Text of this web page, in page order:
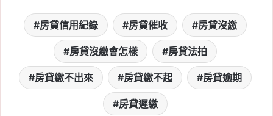
房貸信用紀錄 房貸催收 房貸沒繳
房貸沒繳會怎樣 房貸法拍
房貸繳不出來 房貸繳不起 房貸逾期
房貸遲繳